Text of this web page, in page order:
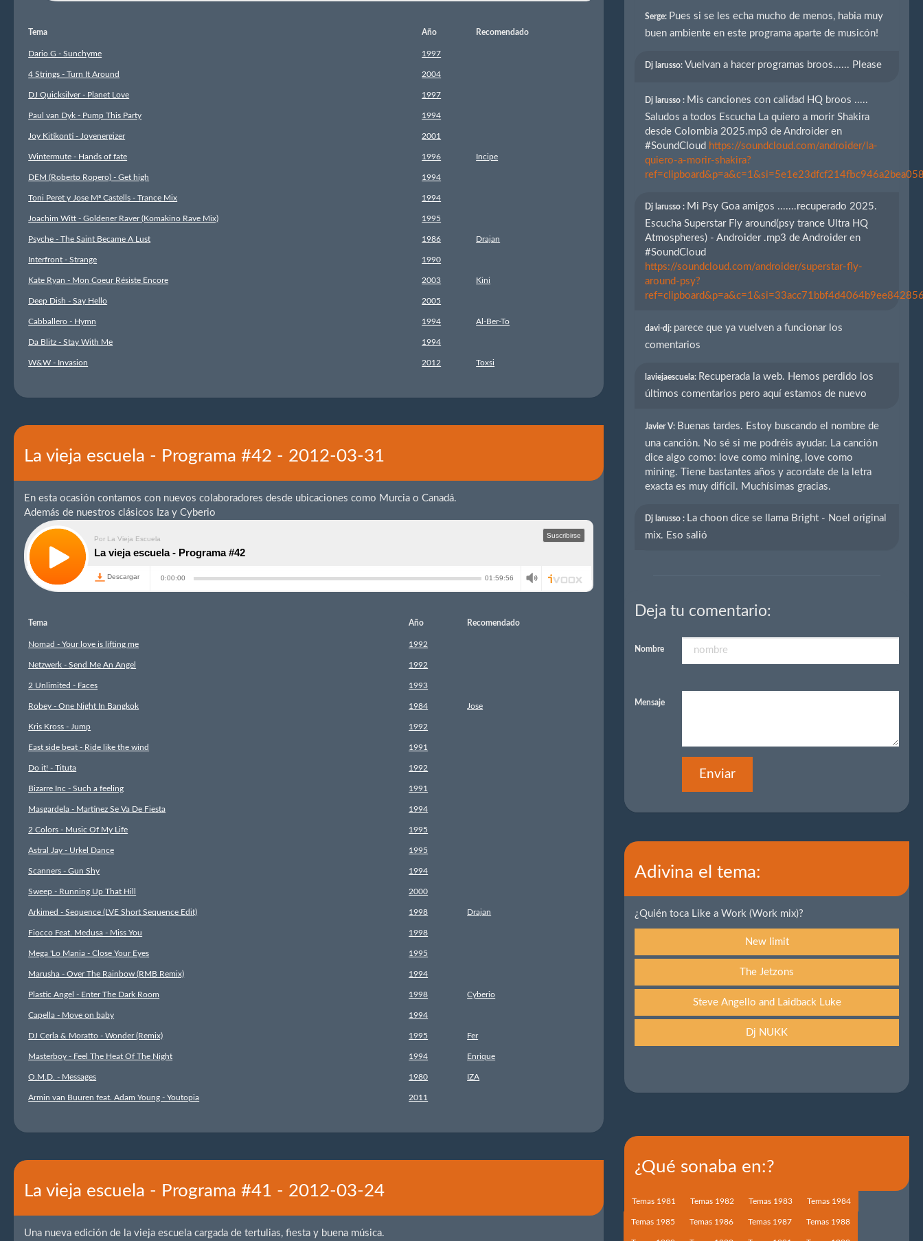
Tema Año Recomendado
Dario G - Sunchyme 1997
4 Strings - Turn It Around 2004
DJ Quicksilver - Planet Love 1997
Paul van Dyk - Pump This Party 1994
Joy Kitikonti - Joyenergizer 2001
Wintermute - Hands of fate 1996 Incipe
DEM (Roberto Ropero) - Get high 1994
Toni Peret y Jose Mª Castells - Trance Mix 1994
Joachim Witt - Goldener Raver (Komakino Rave Mix) 1995
Psyche - The Saint Became A Lust 1986 Drajan
Interfront - Strange 1990
Kate Ryan - Mon Coeur Résiste Encore 2003 Kini
Deep Dish - Say Hello 2005
Cabballero - Hymn 1994 Al-Ber-To
Da Blitz - Stay With Me 1994
W&W - Invasion 2012 Toxsi
La vieja escuela - Programa #42 - 2012-03-31
En esta ocasión contamos con nuevos colaboradores desde ubicaciones como Murcia o Canadá.
Además de nuestros clásicos Iza y Cyberio
Tema Año Recomendado
Nomad - Your love is lifting me 1992
Netzwerk - Send Me An Angel 1992
2 Unlimited - Faces 1993
Robey - One Night In Bangkok 1984 Jose
Kris Kross - Jump 1992
East side beat - Ride like the wind 1991
Do it! - Tituta 1992
Bizarre Inc - Such a feeling 1991
Masgardela - Martinez Se Va De Fiesta 1994
2 Colors - Music Of My Life 1995
Astral Jay - Urkel Dance 1995
Scanners - Gun Shy 1994
Sweep - Running Up That Hill 2000
Arkimed - Sequence (LVE Short Sequence Edit) 1998 Drajan
Fiocco Feat. Medusa - Miss You 1998
Mega 'Lo Mania - Close Your Eyes 1995
Marusha - Over The Rainbow (RMB Remix) 1994
Plastic Angel - Enter The Dark Room 1998 Cyberio
Capella - Move on baby 1994
DJ Cerla & Moratto - Wonder (Remix) 1995 Fer
Masterboy - Feel The Heat Of The Night 1994 Enrique
O.M.D. - Messages 1980 IZA
Armin van Buuren feat. Adam Young - Youtopia 2011
La vieja escuela - Programa #41 - 2012-03-24
Una nueva edición de la vieja escuela cargada de tertulias, fiesta y buena música.
Serge: Pues si se les echa mucho de menos, habia muy
buen ambiente en este programa aparte de musicón!
Dj larusso: Vuelvan a hacer programas broos...... Please
Dj larusso : Mis canciones con calidad HQ broos .....
Saludos a todos Escucha La quiero a morir Shakira
desde Colombia 2025.mp3 de Androider en
#SoundCloud https://soundcloud.com/androider/la-
quiero-a-morir-shakira?
Dj larusso : Mi Psy Goa amigos .......recuperado 2025.
Escucha Superstar Fly around(psy trance Ultra HQ
Atmospheres) - Androider .mp3 de Androider en
#SoundCloud
https://soundcloud.com/androider/superstar-fly-
around-psy?
davi-dj: parece que ya vuelven a funcionar los
comentarios
laviejaescuela: Recuperada la web. Hemos perdido los
últimos comentarios pero aquí estamos de nuevo
Javier V: Buenas tardes. Estoy buscando el nombre de
una canción. No sé si me podréis ayudar. La canción
dice algo como: love como mining, love como
mining. Tiene bastantes años y acordate de la letra
exacta es muy difícil. Muchísimas gracias.
Dj larusso : La choon dice se llama Bright - Noel original
mix. Eso salió
Deja tu comentario:
Nombre
Mensaje
Enviar
Adivina el tema:
¿Quién toca Like a Work (Work mix)?
New limit
The Jetzons
Steve Angello and Laidback Luke
Dj NUKK
¿Qué sonaba en:?
Temas 1981 Temas 1982 Temas 1983 Temas 1984
Temas 1985 Temas 1986 Temas 1987 Temas 1988